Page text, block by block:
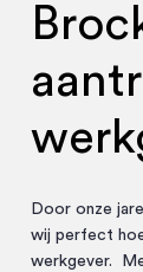
Door onze
wij perfect
werkgever.